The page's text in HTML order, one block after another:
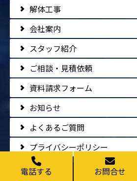
解体工事
会社案内
スタッフ紹介
ご相談・見積依頼
資料請求フォーム
お知らせ
よくあるご質問
プライバシーポリシー
Copyright © 2026 山内工務店 All
電話する お問合せ